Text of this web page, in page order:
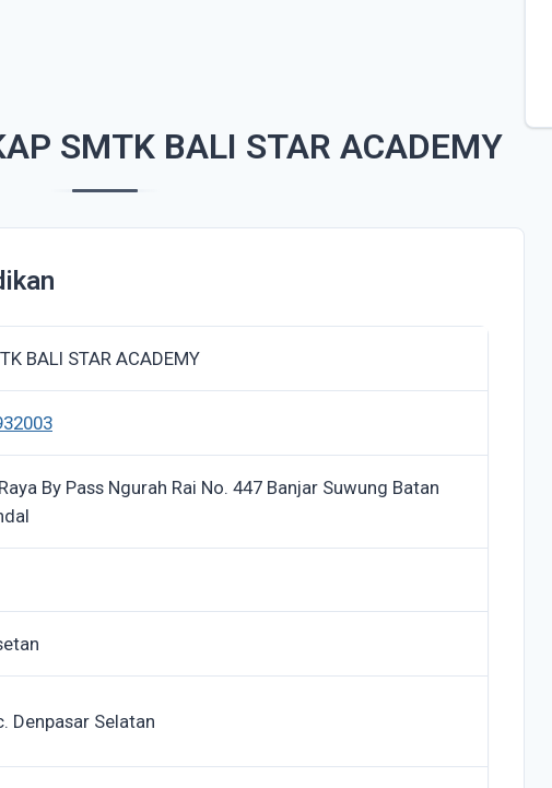
SMTK BALI STAR ACADEMY
BALI STAR ACADEMY
By Pass Ngurah Rai No. 447 Banjar Suwung Batan
Denpasar Selatan